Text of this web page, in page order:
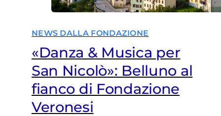
NEWS DALLA FONDAZIONE
«Danza & Musica per
San Nicolò»: Belluno al
fianco di Fondazione
Veronesi